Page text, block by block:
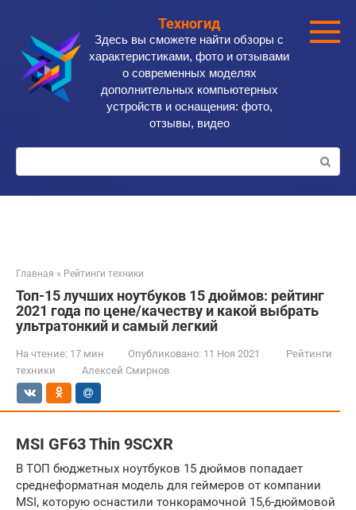
контенту
Техногид
Здесь вы сможете найти обзоры с
характеристиками, фото и отзывами
о современных моделях
дополнительных компьютерных
устройств и оснащения: фото,
отзывы, видео
Поиск:
Главная » Рейтинги техники
Топ-15 лучших ноутбуков 15 дюймов: рейтинг
2021 года по цене/качеству и какой выбрать
ультратонкий и самый легкий
На чтение: 17 мин Опубликовано: 11 Ноя 2021
Рейтинги
техники
Алексей Смирнов
MSI GF63 Thin 9SCXR
В ТОП бюджетных ноутбуков 15 дюймов попадает
среднеформатная модель для геймеров от компании
MSI, которую оснастили тонкорамочной 15,6-дюймовой